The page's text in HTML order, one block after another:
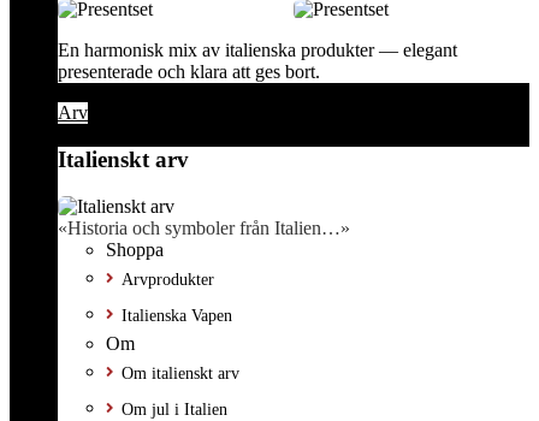
En harmonisk mix av italienska produkter — elegant
presenterade och klara att ges bort.
Arv
Italienskt arv
«Historia och symboler från Italien…»
Shoppa
Arvprodukter
Italienska Vapen
Om
Om italienskt arv
Om jul i Italien